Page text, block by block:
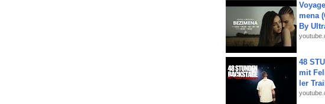
mena
By
48
mit
ler